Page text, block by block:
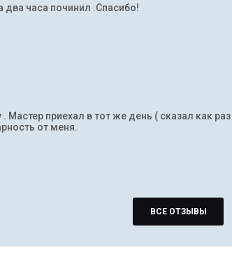
два часа починил .Спасибо!
приехал в тот же день ( сказал как
от меня.
ВСЕ ОТЗЫВЫ